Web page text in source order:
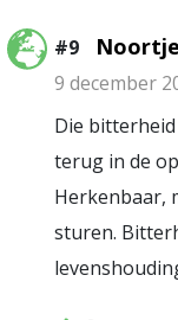
#9 Noortje
9 december
Die
terug in de
Herkenbaar,
sturen.